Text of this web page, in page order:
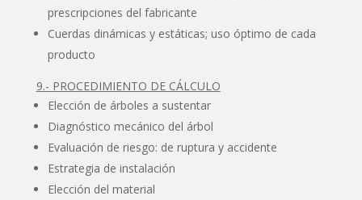
prescripciones del fabricante
Cuerdas dinámicas y estáticas; uso óptimo de cada
producto
9.- PROCEDIMIENTO DE CÁLCULO
Elección de árboles a sustentar
Diagnóstico mecánico del árbol
Evaluación de riesgo: de ruptura y accidente
Estrategia de instalación
Elección del material